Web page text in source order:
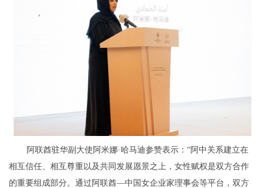
阿联酋驻华副大使阿米娜·哈马迪参赞表示：“阿中关系建立在
相互信任、相互尊重以及共同发展愿景之上，女性赋权是双方合作
的重要组成部分。通过阿联酋—中国女企业家理事会等平台，双方